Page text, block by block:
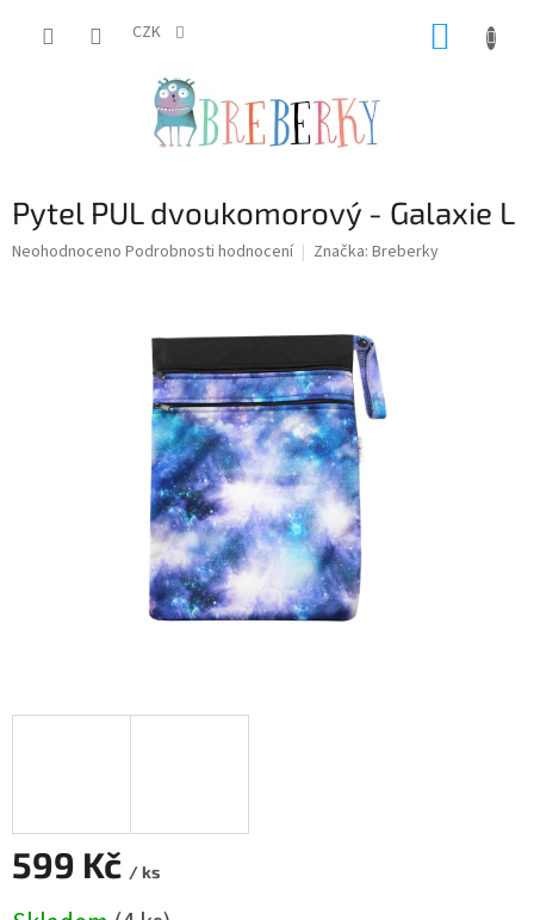
CZK
Pytel PUL dvoukomorový - Galaxie L
Průměrné
Neohodnoceno Podrobnosti hodnocení Značka: Breberky
599 Kč / ks